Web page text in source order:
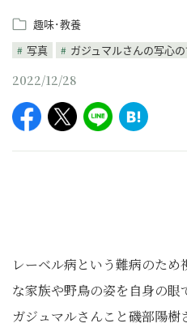
趣味･教養
写真
ガジュマルさんの写心
2022/12/28
レーベル病という難病のた
な家族や野鳥の姿を自身の
ガジュマルさんこと磯部陽